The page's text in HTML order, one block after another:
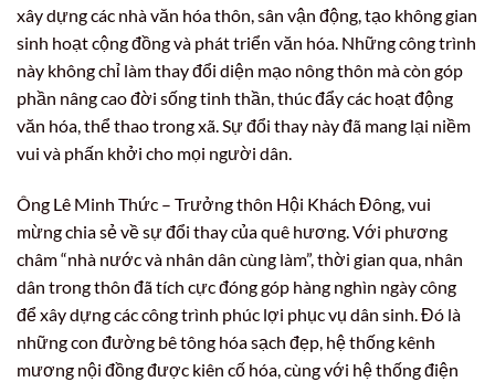
xây dựng các nhà văn hóa thôn, sân vận động, tạo không gian
sinh hoạt cộng đồng và phát triển văn hóa. Những công trình
này không chỉ làm thay đổi diện mạo nông thôn mà còn góp
phần nâng cao đời sống tinh thần, thúc đẩy các hoạt động
văn hóa, thể thao trong xã. Sự đổi thay này đã mang lại niềm
vui và phấn khởi cho mọi người dân.
Ông Lê Minh Thức – Trưởng thôn Hội Khách Đông, vui
mừng chia sẻ về sự đổi thay của quê hương. Với phương
châm “nhà nước và nhân dân cùng làm”, thời gian qua, nhân
dân trong thôn đã tích cực đóng góp hàng nghìn ngày công
để xây dựng các công trình phúc lợi phục vụ dân sinh. Đó là
những con đường bê tông hóa sạch đẹp, hệ thống kênh
mương nội đồng được kiên cố hóa, cùng với hệ thống điện